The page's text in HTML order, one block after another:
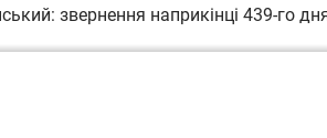
звернення наприкінці 439-го